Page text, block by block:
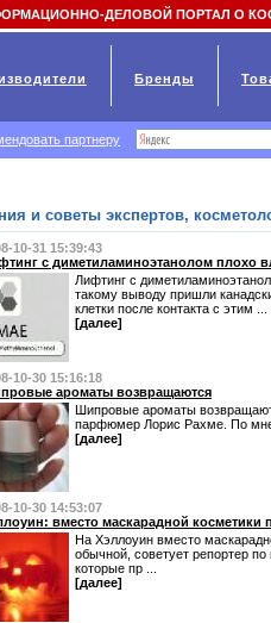
и советы экспертов,
10-31 15:39:43
с диметиламиноэтанолом плохо
Лифтинг с
такому выводу пришли
клетки после контакта с этим ...
[далее]
10-30 15:16:18
ароматы возвращаются
Шипровые ароматы
парфюмер Лорис Рахме. По
[далее]
10-30 14:53:07
вместо маскарадной косметики
На Хэллоуин вместо
обычной, советует репортер
которые пр ...
[далее]
ДЕЛОВОЙ ПОРТАЛ О
Бренды
партнеру